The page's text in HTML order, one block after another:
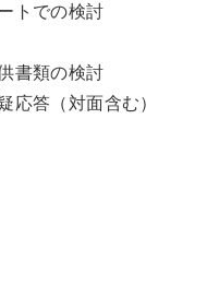
トでの検討
書類の検討
応答（対面含む）